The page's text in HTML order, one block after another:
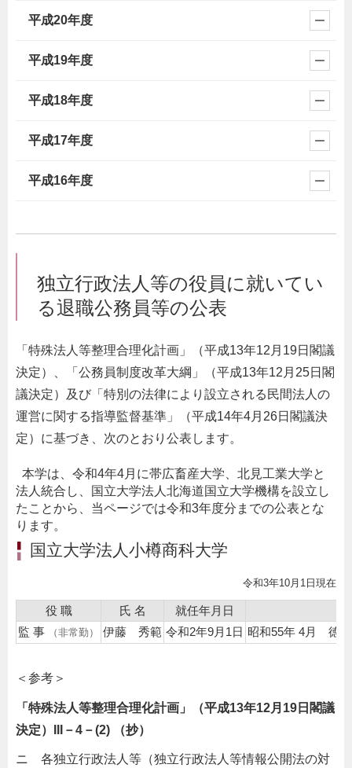
平成20年度
平成19年度
平成18年度
平成17年度
平成16年度
独立行政法人等の役員に就いてい
る退職公務員等の公表
「特殊法人等整理合理化計画」（平成13年12月19日閣議
決定）、「公務員制度改革大綱」（平成13年12月25日閣
議決定）及び「特別の法律により設立される民間法人の
運営に関する指導監督基準」（平成14年4月26日閣議決
定）に基づき、次のとおり公表します。
本学は、令和4年4月に帯広畜産大学、北見工業大学と
法人統合し、国立大学法人北海道国立大学機構を設立し
たことから、当ページでは令和3年度分までの公表とな
ります。
国立大学法人小樽商科大学
令和3年10月1日現在
役 職 氏 名
就任年月日
監 事
（非常勤） 伊藤 秀範 令和2年9月1日 昭和55年 4月 徳
＜参考＞
「特殊法人等整理合理化計画」（平成13年12月19日閣議
決定）III－4－(2) （抄）
ニ 各独立行政法人等（独立行政法人等情報公開法の対